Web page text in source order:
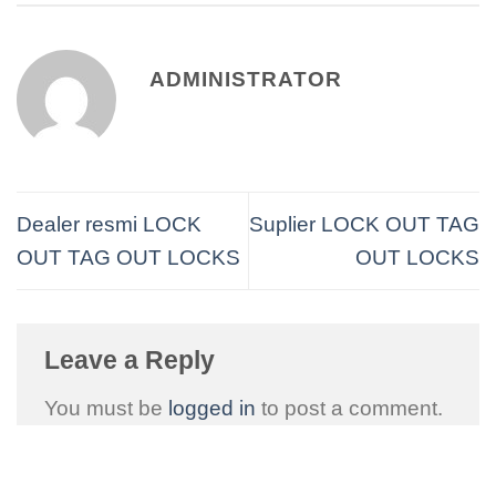
ADMINISTRATOR
Dealer resmi LOCK
OUT TAG OUT LOCKS
Suplier LOCK OUT TAG
OUT LOCKS
Leave a Reply
You must be logged in to post a comment.